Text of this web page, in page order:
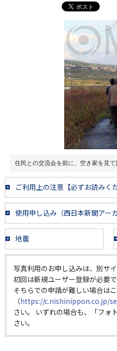
住民との交流会を前に、空き家を見
ご利用上の注意【必ずお読みく
使用申し込み（西日本新聞アーカ
地震
写真利用のお申し込みは、別サ
初回は新規ユーザー登録が必要で
そちらでの申請が難しい場合は
（https://c.nishinippon.co.jp/
さい。 いずれの場合も、「フォ
さい。